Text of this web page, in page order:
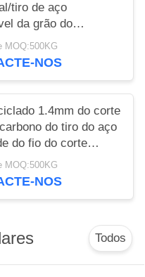
tiro de aço
da grão do
de 0.1-1.0mm do fio
MOQ:500KG
NOS
1.4mm do corte
do tiro do aço
do fio do corte
em 2.0mm
MOQ:500KG
NOS
Todos